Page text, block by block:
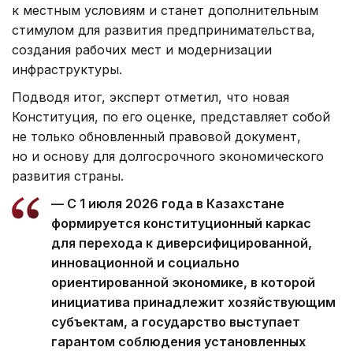
к местным условиям и станет дополнительным
стимулом для развития предпринимательства,
создания рабочих мест и модернизации
инфраструктуры.
Подводя итог, эксперт отметил, что новая
Конституция, по его оценке, представляет собой
не только обновленный правовой документ,
но и основу для долгосрочного экономического
развития страны.
— С 1 июля 2026 года в Казахстане
формируется конституционный каркас
для перехода к диверсифицированной,
инновационной и социально
ориентированной экономике, в которой
инициатива принадлежит хозяйствующим
субъектам, а государство выступает
гарантом соблюдения установленных